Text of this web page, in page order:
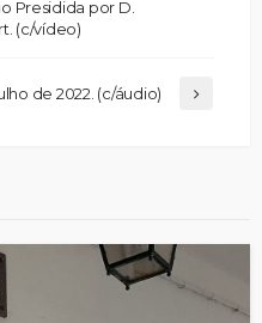
Presidida por D.
(c/vídeo)
de 2022. (c/áudio)